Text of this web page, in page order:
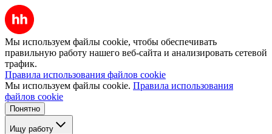
Мы используем файлы cookie, чтобы обеспечивать
правильную работу нашего веб-сайта и анализировать сетевой
трафик.
Правила использования файлов cookie
Мы используем файлы cookie. Правила использования
файлов cookie
Понятно
Ищу работу